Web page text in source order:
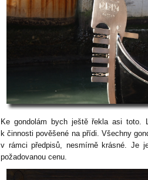
Ke gondolám bych ještě řekla asi
k činnosti pověšené na přídi. Všechny
v rámci předpisů, nesmírně krásné. Je
požadovanou cenu.